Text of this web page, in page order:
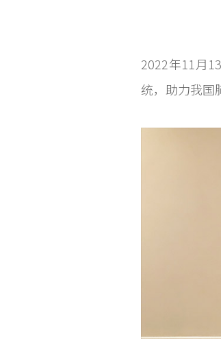
2022年11月
统，助力我